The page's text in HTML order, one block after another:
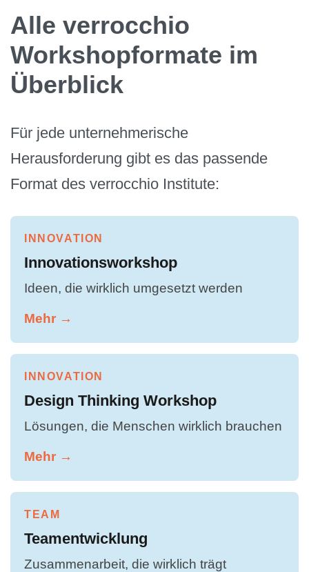
Alle verrocchio
Workshopformate im
Überblick
Für jede unternehmerische
Herausforderung gibt es das passende
Format des verrocchio Institute:
INNOVATION
Innovationsworkshop
Ideen, die wirklich umgesetzt werden
Mehr →
INNOVATION
Design Thinking Workshop
Lösungen, die Menschen wirklich brauchen
Mehr →
TEAM
Teamentwicklung
Zusammenarbeit, die wirklich trägt